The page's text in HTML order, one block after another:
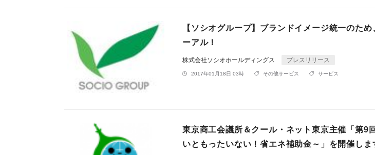
【ソシオグループ】ブランドイメージ統一のた
ーアル！
株式会社ソシオホールディングス プレスリリース
2017年01月18日 03時 その他サービス サービス
東京商工会議所＆クール・ネット東京主催「第9
いともったいない！省エネ補助金～」を開催しま